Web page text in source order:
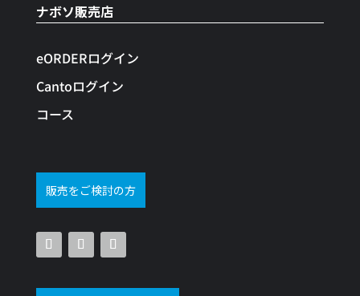
ナボソ販売店
eORDERログイン
Cantoログイン
コース
販売をご検討の方